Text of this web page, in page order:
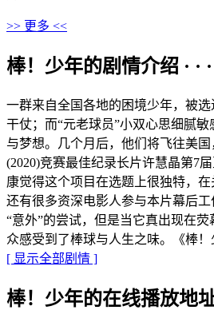
>> 更多 <<
棒！少年的剧情介绍 · · ·
一群来自全国各地的困境少年，被
干仗；而“元老球员”小双心思细腻
与梦想。几个月后，他们将飞往美
(2020)竞赛最佳纪录长片许慧晶第7
康觉得这个项目在选题上很独特，
还有很多资深电影人参与本片幕后
“意外”的尝试，但是当它真出现在
众感受到了棒球与人生之味。《棒
[ 显示全部剧情 ]
棒！少年的在线播放地址